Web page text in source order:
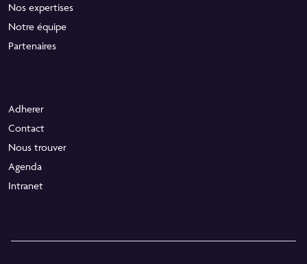
Nos expertises
Notre équipe
Partenaires
Adherer
Contact
Nous trouver
Agenda
Intranet